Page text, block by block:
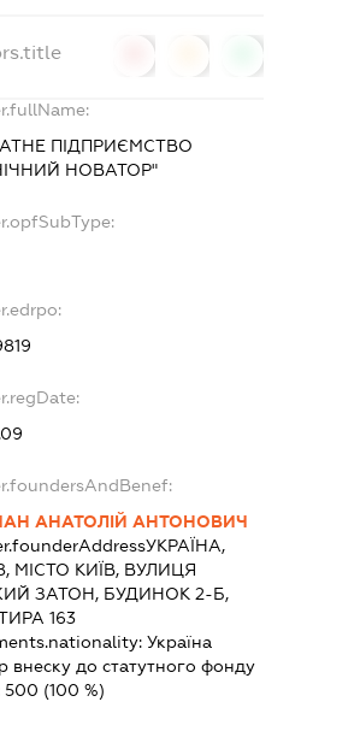
ПІДПРИЄМСТВО
НОВАТОР"
АНАТОЛІЙ АНТОНОВИЧ
УКРАЇНА,
МІСТО КИЇВ, ВУЛИЦЯ
ЗАТОН, БУДИНОК 2-Б,
163
Україна
внеску до статутного фонду
500 (100 %)